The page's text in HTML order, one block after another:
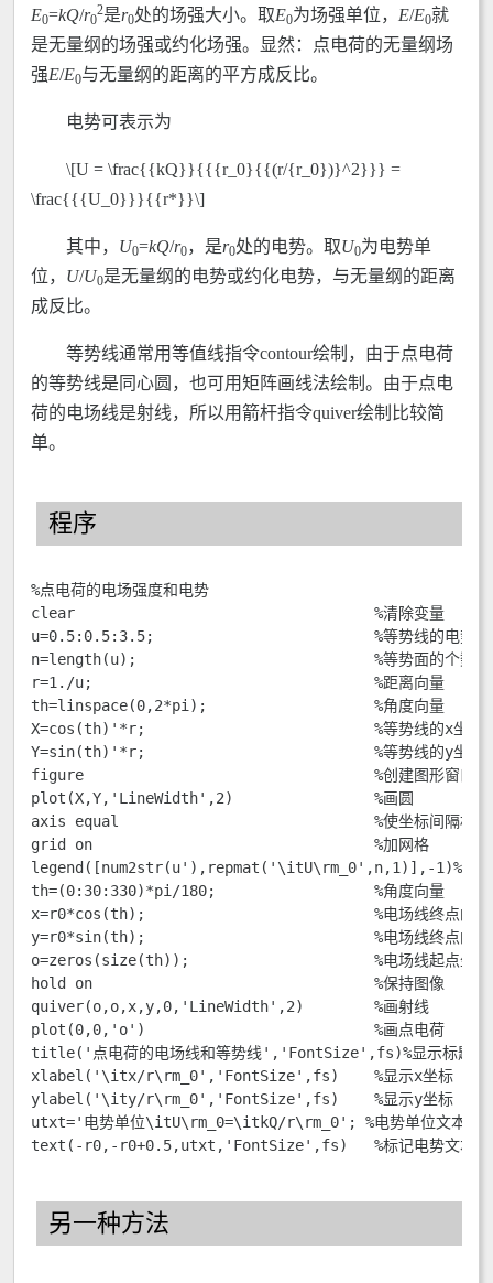
E0=kQ/r0
2是r0处的场强大小。取E0为场强单位， E/E0就
是无量纲的场强或约化场强。显然：点电荷的无量纲场
强E/E0与无量纲的距离的平方成反比。
电势可表示为
\[U = \frac{{kQ}}{{{r_0}{{(r/{r_0})}^2}}} =
\frac{{{U_0}}}{{r*}}\]
其中， U0=kQ/r0，是r0处的电势。取U0为电势单
位， U/U0是无量纲的电势或约化电势，与无量纲的距离
成反比。
等势线通常用等值线指令contour绘制，由于点电荷
的等势线是同心圆，也可用矩阵画线法绘制。由于点电
荷的电场线是射线，所以用箭杆指令quiver绘制比较简
单。
程序
%点电荷的电场强度和电势
clear                                  %清除变量
u=0.5:0.5:3.5;                         %等势线的电势
n=length(u);                           %等势面的个数
r=1./u;                                %距离向量
th=linspace(0,2*pi);                   %角度向量
X=cos(th)'*r;                          %等势线的x坐标
Y=sin(th)'*r;                          %等势线的y坐标
figure                                 %创建图形窗口
plot(X,Y,'LineWidth',2)                %画圆
axis equal                             %使坐标间隔相同
grid on                                %加网格
legend([num2str(u'),repmat('\itU\rm_0',n,1)],-1)%图例
th=(0:30:330)*pi/180;                  %角度向量
x=r0*cos(th);                          %电场线终点的x
y=r0*sin(th);                          %电场线终点的y
o=zeros(size(th));                     %电场线起点坐标
hold on                                %保持图像
quiver(o,o,x,y,0,'LineWidth',2)        %画射线
plot(0,0,'o')                          %画点电荷
title('点电荷的电场线和等势线','FontSize',fs)%显示标题
xlabel('\itx/r\rm_0','FontSize',fs)    %显示x坐标
ylabel('\ity/r\rm_0','FontSize',fs)    %显示y坐标
utxt='电势单位\itU\rm_0=\itkQ/r\rm_0'; %电势单位文本
text(-r0,-r0+0.5,utxt,'FontSize',fs)   %标记电势文本
另一种方法